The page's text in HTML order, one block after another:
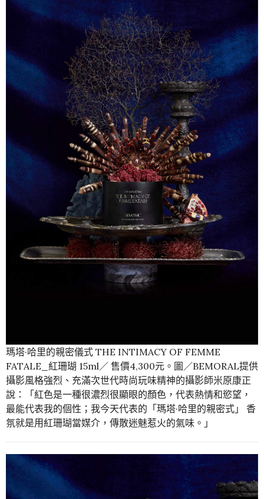
瑪塔·哈里的親密儀式 THE INTIMACY OF FEMME
FATALE_紅珊瑚 15ml／ 售價4,300元。圖／BEMORAL提供
攝影風格強烈、充滿次世代時尚玩味精神的攝影師米原康正
說：「紅色是一種很濃烈很顯眼的顏色，代表熱情和慾望，
最能代表我的個性；我今天代表的「瑪塔·哈里的親密式」 香
氛就是用紅珊瑚當媒介，傳散迷魅惹火的氣味。」